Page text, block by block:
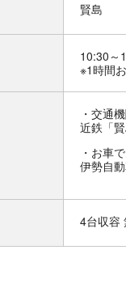
賢島
10:30～
※1時間
交通
近鉄「
お車
伊勢自
4台収容